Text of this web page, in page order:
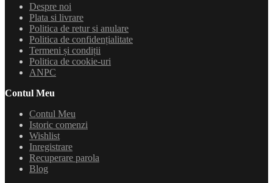
Despre noi
Plata si livrare
Politica de retur si anulare
Politica de confidențialitate
Termeni și condiții
Politica de cookie-uri
ANPC
Contul Meu
Contul Meu
Istoric comenzi
Wishlist
Inregistrare
Recuperare parola
Blog